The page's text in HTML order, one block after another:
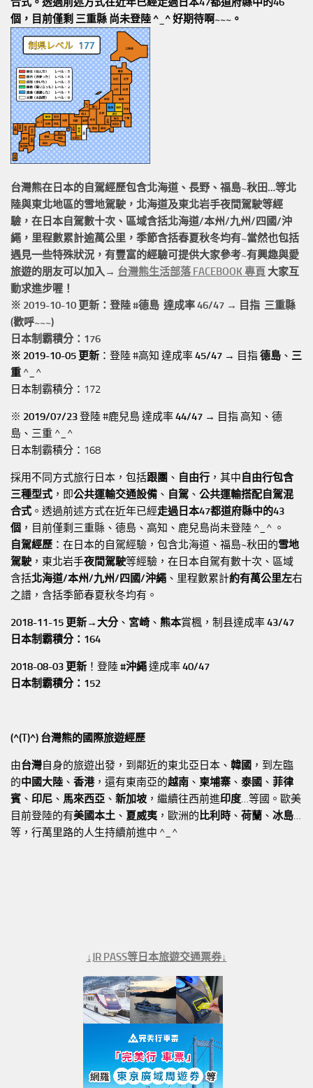
個，目前僅剩 三重縣 尚未登陸 ^_^ 好期待啊~~~。
台灣熊在日本的 自駕經歷包含北海道、長野、福島~秋田…等北
陸與東北地區的雪地駕駛 ，北海道及東北岩手夜間駕駛等經
驗，在日本自駕數十次、區域含括北海道/本州/九州/四國/沖
繩， 里程數累計逾萬公里 ，季節含括春夏秋冬均有~當然也包括
遇見一些特殊狀況，有豐富的經驗可提供大家參考~有興趣與愛
旅遊的朋友可以加入→ 台灣熊生活部落 FACEBOOK 專頁 大家互
動求進步喔！
※ 2019-10-10 更新：登陸 #德島 達成率 46/47 → 目指 三重縣
(歡呼~~~)
日本制霸積分：176
※ 2019-10-05 更新 ：登陸 #高知 達成率45/47 → 目指德島 、 三
重 ^_^
日本制霸積分：172
※ 2019/07/23登陸 #鹿兒島 達成率44/47 → 目指 高知、德
島、三重 ^_^
日本制霸積分：168
採用不同方式旅行日本，包括跟團 、 自由行 ，其中 自由行包含
三種型式 ，即公共運輸交通設備 、 自駕 、 公共運輸搭配自駕混
合式 。透過前述方式在近年已經走過日本47都道府縣中的43
個 ，目前僅剩三重縣、德島、高知、鹿兒島尚未登陸 ^_^ 。
自駕經歷 ：在日本的自駕經驗，包含北海道、福島~秋田的雪地
駕駛 ，東北岩手夜間駕駛等經驗，在日本自駕有數十次、區域
含括北海道/本州/九州/四國/沖繩 、里程數累計約有萬公里左右
之譜，含括季節春夏秋冬均有。
2018-11-15 更新→ 大分、 宮崎 、 熊本賞楓，制县達成率43/47
日本制霸積分：164
2018-08-03 更新 ！登陸#沖繩達成率40/47
日本制霸積分：152
(^(T)^) 台灣熊的國際旅遊經歷
由台灣自身的旅遊出發，到鄰近的東北亞日本、 韓國 ，到左臨
的中國大陸 、 香港，還有東南亞的越南 、 柬埔寨 、 泰國 、 菲律
賓 、 印尼 、 馬來西亞 、 新加坡 ，繼續往西前進印度…等國。歐美
目前登陸的有美國本土 、 夏威夷 ，歐洲的比利時 、 荷蘭 、 冰島…
等，行萬里路的人生持續前進中 ^_^
↓JR PASS等日本旅遊交通票券↓